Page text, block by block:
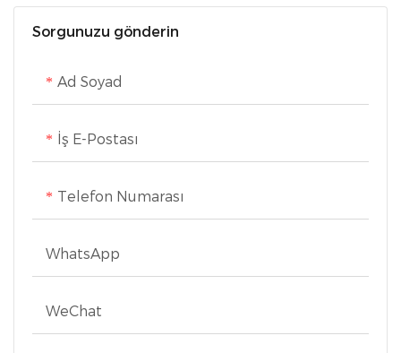
Sorgunuzu gönderin
Ad Soyad
İş E-Postası
Telefon Numarası
WhatsApp
WeChat
çekilebilir kordon, çok
yönlü temizlik için
ve kolay depolama için
rahatça geri çekilir